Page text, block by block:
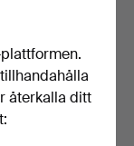
återkalla ditt